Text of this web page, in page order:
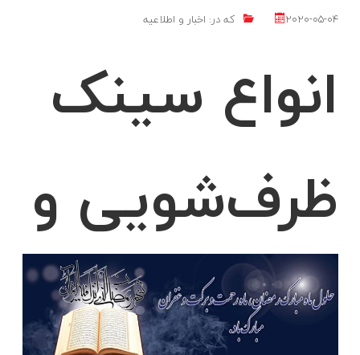
2020-05-04 که در: اخبار و اطلاعیه
انواع سینک
ظرف‌شویی و
راهنمای